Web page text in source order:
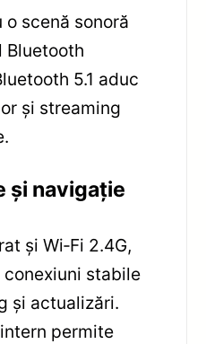
scenă sonoră
Bluetooth
5.1 aduc
și streaming
și navigație
și Wi‑Fi 2.4G,
stabile
și actualizări.
permite